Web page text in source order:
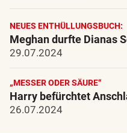
NEUES ENTHÜLLUNGSBUCH:
Meghan durfte Dianas
29.07.2024
„MESSER ODER SÄURE“
Harry befürchtet
26.07.2024